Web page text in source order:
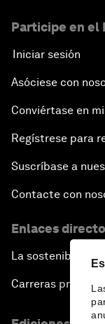
Participe en el
Iniciar sesión
Asóciese con
Conviértase en
Regístrese para
Suscríbase a
Contacte con
Enlaces
La sostenibilidad
Carreras